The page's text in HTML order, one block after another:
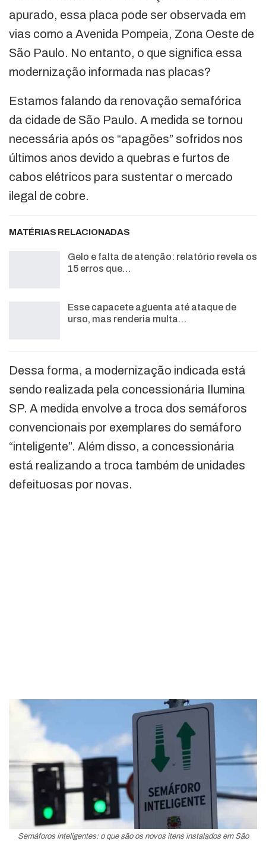
apurado, essa placa pode ser observada em
vias como a Avenida Pompeia, Zona Oeste de
São Paulo. No entanto, o que significa essa
modernização informada nas placas?
Estamos falando da renovação semafórica
da cidade de São Paulo. A medida se tornou
necessária após os “apagões” sofridos nos
últimos anos devido a quebras e furtos de
cabos elétricos para sustentar o mercado
ilegal de cobre.
MATÉRIAS RELACIONADAS
Gelo e falta de atenção: relatório revela os
15 erros que…
Esse capacete aguenta até ataque de
urso, mas renderia multa…
Dessa forma, a modernização indicada está
sendo realizada pela concessionária Ilumina
SP. A medida envolve a troca dos semáforos
convencionais por exemplares do semáforo
“inteligente”. Além disso, a concessionária
está realizando a troca também de unidades
defeituosas por novas.
Semáforos inteligentes: o que são os novos itens instalados em São